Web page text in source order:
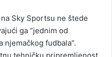
Sky Sportsu ne štede
ga “jednim od
fudbala”.
tehničku pripremljenost,